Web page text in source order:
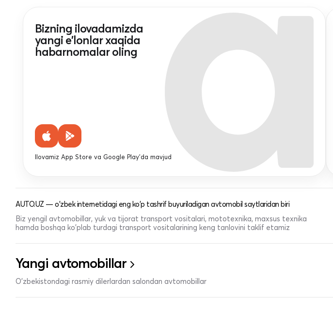
Bizning ilovadamizda
yangi e'lonlar xaqida
habarnomalar oling
Ilovamiz App Store va Google Play'da mavjud
AUTO.UZ — o'zbek internetidagi eng ko'p tashrif buyuriladigan avtomobil saytlaridan biri
Biz yengil avtomobillar, yuk va tijorat transport vositalari, mototexnika, maxsus texnika
hamda boshqa ko'plab turdagi transport vositalarining keng tanlovini taklif etamiz
Yangi avtomobillar
O'zbekistondagi rasmiy dilerlardan salondan avtomobillar